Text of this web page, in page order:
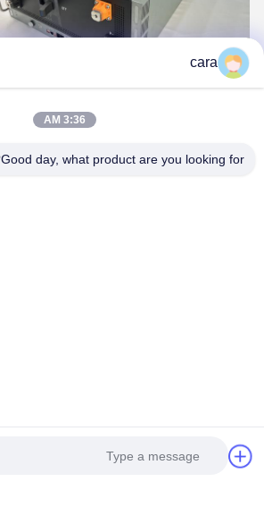
خط الإنتاج
cara
3:36 AM
Good day, what product are you looking for?